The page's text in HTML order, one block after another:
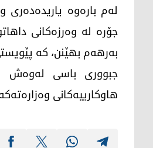
له‌م باره‌وه‌
جۆره‌ لە وەرزەکانی
به‌رهه‌م بهێنن، كه‌
جبووری باسی له‌وه‌ش
هاوكارییه‌كانی